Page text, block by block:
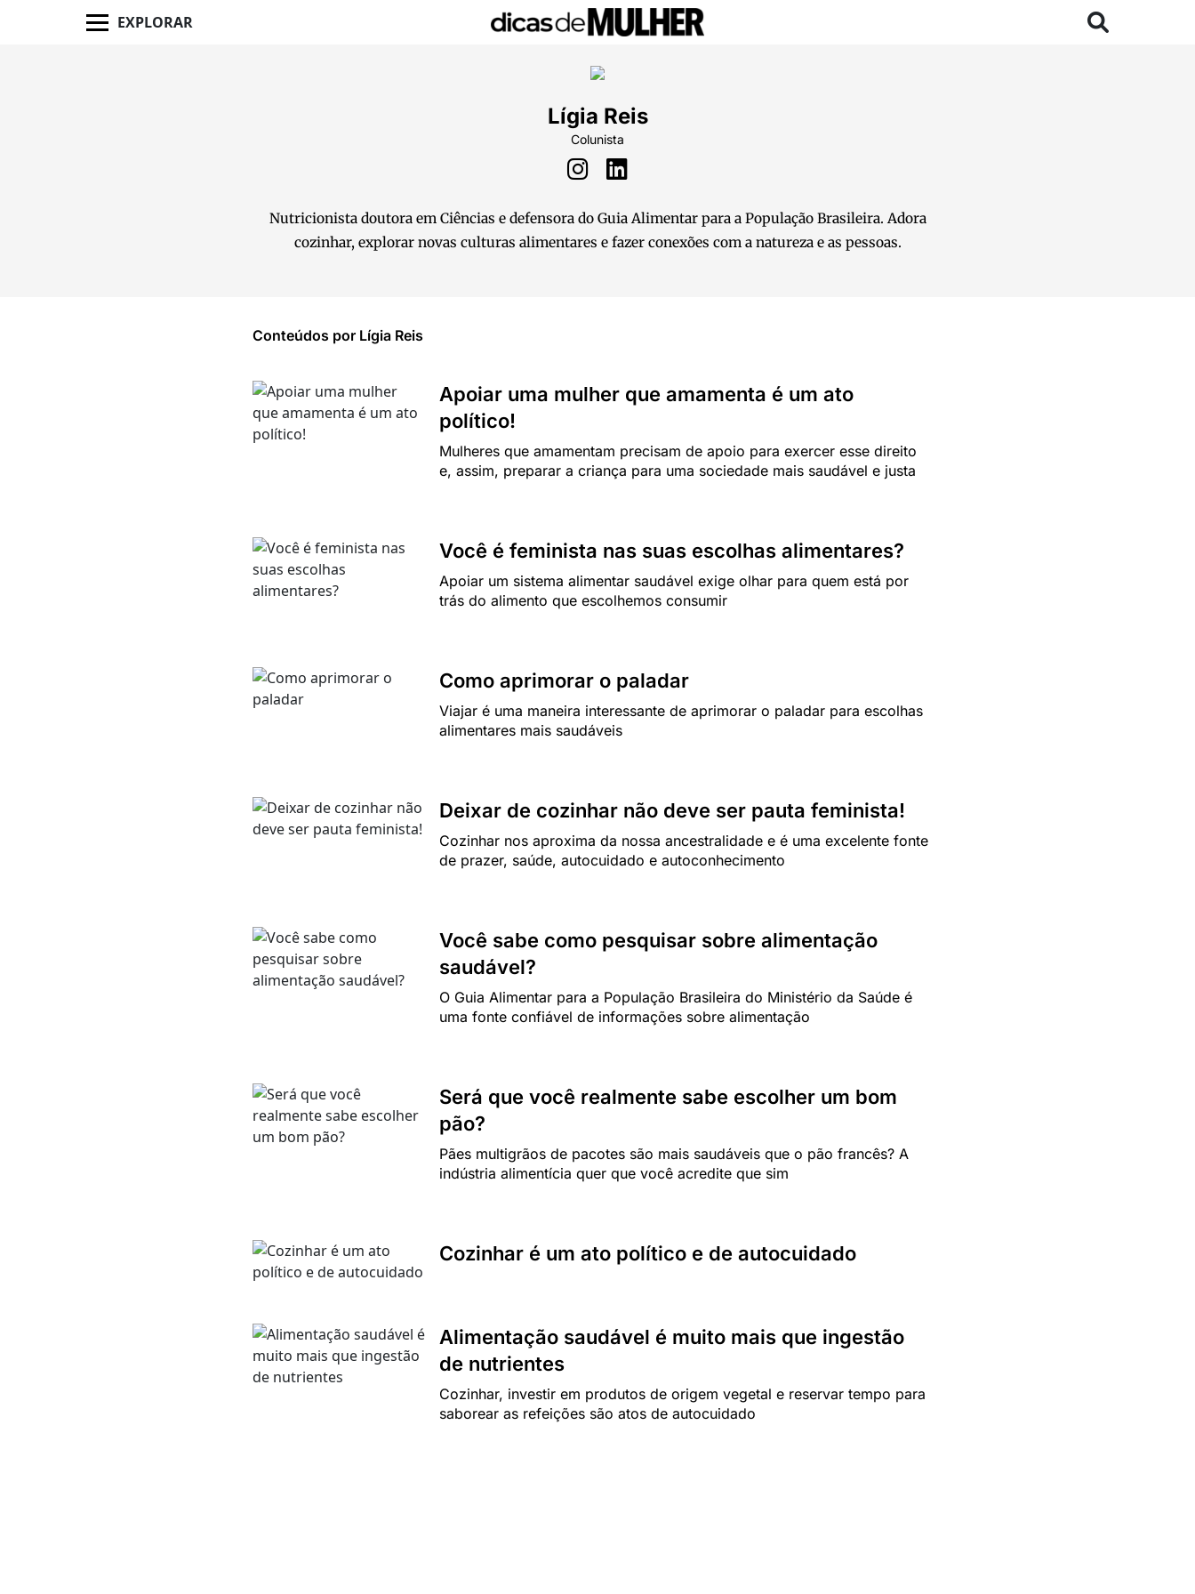
EXPLORAR
Lígia Reis
Colunista
Nutricionista doutora em Ciências e defensora do Guia Alimentar para a População Brasileira. Adora
cozinhar, explorar novas culturas alimentares e fazer conexões com a natureza e as pessoas.
Conteúdos por Lígia Reis
Apoiar uma mulher que amamenta é um ato
político!
Mulheres que amamentam precisam de apoio para exercer esse direito
e, assim, preparar a criança para uma sociedade mais saudável e justa
Você é feminista nas suas escolhas alimentares?
Apoiar um sistema alimentar saudável exige olhar para quem está por
trás do alimento que escolhemos consumir
Como aprimorar o paladar
Viajar é uma maneira interessante de aprimorar o paladar para escolhas
alimentares mais saudáveis
Deixar de cozinhar não deve ser pauta feminista!
Cozinhar nos aproxima da nossa ancestralidade e é uma excelente fonte
de prazer, saúde, autocuidado e autoconhecimento
Você sabe como pesquisar sobre alimentação
saudável?
O Guia Alimentar para a População Brasileira do Ministério da Saúde é
uma fonte confiável de informações sobre alimentação
Será que você realmente sabe escolher um bom
pão?
Pães multigrãos de pacotes são mais saudáveis que o pão francês? A
indústria alimentícia quer que você acredite que sim
Cozinhar é um ato político e de autocuidado
Alimentação saudável é muito mais que ingestão
de nutrientes
Cozinhar, investir em produtos de origem vegetal e reservar tempo para
saborear as refeições são atos de autocuidado